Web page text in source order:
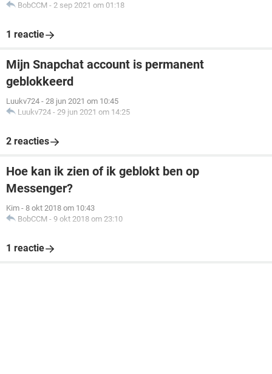
BobCCM - 2 sep 2021 om 01:18
1 reactie
Mijn Snapchat account is permanent
geblokkeerd
Luukv724 - 28 jun 2021 om 10:45
Luukv724 - 29 jun 2021 om 14:25
2 reacties
Hoe kan ik zien of ik geblokt ben op
Messenger?
Kim - 8 okt 2018 om 10:43
BobCCM - 9 okt 2018 om 23:10
1 reactie